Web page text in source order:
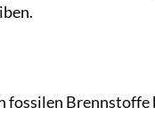
fossilen Brennstoffe